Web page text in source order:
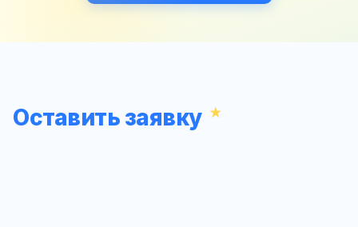
Оставить заявку